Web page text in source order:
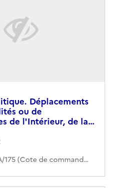
Déplacements
ou de
de l'Intérieur, de la…
1460INVA/175 (Cote de commande)